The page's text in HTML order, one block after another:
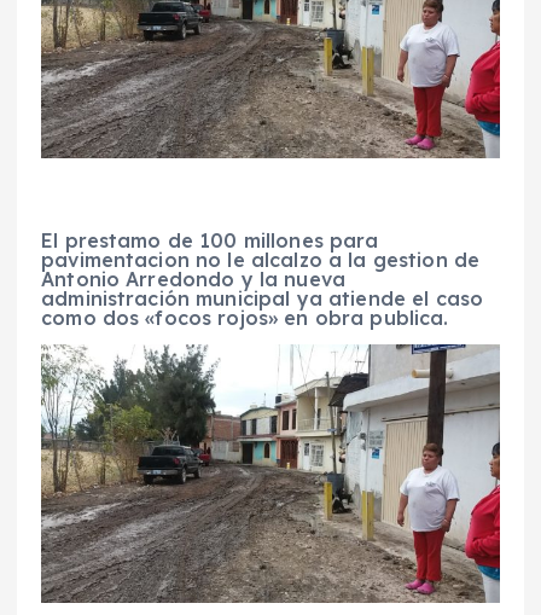
El prestamo de 100 millones para
pavimentacion no le alcalzo a la gestion de
Antonio Arredondo y la nueva
administración municipal ya atiende el caso
como dos «focos rojos» en obra publica.